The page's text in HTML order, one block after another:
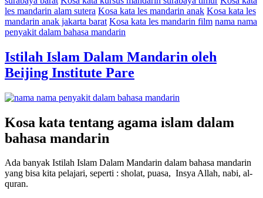
les mandarin alam sutera Kosa kata les mandarin anak Kosa kata les
mandarin anak jakarta barat Kosa kata les mandarin film nama nama
penyakit dalam bahasa mandarin
Istilah Islam Dalam Mandarin oleh
Beijing Institute Pare
Kosa kata tentang agama islam dalam
bahasa mandarin
Ada banyak Istilah Islam Dalam Mandarin dalam bahasa mandarin
yang bisa kita pelajari, seperti : sholat, puasa, Insya Allah, nabi, al-
quran.